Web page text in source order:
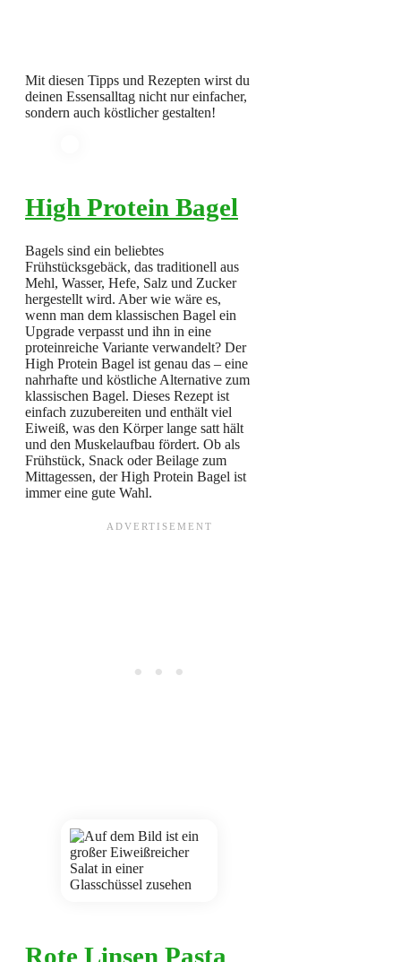
Mit diesen Tipps und Rezepten wirst du
deinen Essensalltag nicht nur einfacher,
sondern auch köstlicher gestalten!
High Protein Bagel
Bagels sind ein beliebtes
Frühstücksgebäck, das traditionell aus
Mehl, Wasser, Hefe, Salz und Zucker
hergestellt wird. Aber wie wäre es,
wenn man dem klassischen Bagel ein
Upgrade verpasst und ihn in eine
proteinreiche Variante verwandelt? Der
High Protein Bagel ist genau das – eine
nahrhafte und köstliche Alternative zum
klassischen Bagel. Dieses Rezept ist
einfach zuzubereiten und enthält viel
Eiweiß, was den Körper lange satt hält
und den Muskelaufbau fördert. Ob als
Frühstück, Snack oder Beilage zum
Mittagessen, der High Protein Bagel ist
immer eine gute Wahl.
Rote Linsen Pasta